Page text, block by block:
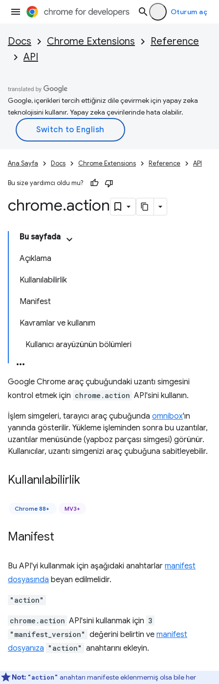
Oturum aç
Docs Chrome Extensions
Reference
API
Google, içerikleri tercih ettiğiniz dile çevirmek için yapay zeka
teknolojisini kullanır. Yapay zeka çevirilerinde hata olabilir.
Ana Sayfa Docs Chrome Extensions Reference API
Bu size yardımcı oldu mu?
chrome.action
Bu sayfada
Açıklama
Kullanılabilirlik
Manifest
Kavramlar ve kullanım
Kullanıcı arayüzünün bölümleri
Google Chrome araç çubuğundaki uzantı simgesini
kontrol etmek için chrome.action API'sini kullanın.
İşlem simgeleri, tarayıcı araç çubuğunda omnibox'ın
yanında gösterilir. Yükleme işleminden sonra bu uzantılar,
uzantılar menüsünde (yapboz parçası simgesi) görünür.
Kullanıcılar, uzantı simgenizi araç çubuğuna sabitleyebilir.
Kullanılabilirlik
Chrome 88+ MV3+
Manifest
Bu API'yi kullanmak için aşağıdaki anahtarlar manifest
dosyasında beyan edilmelidir.
"action"
chrome.action API'sini kullanmak için 3
"manifest_version" değerini belirtin ve manifest
dosyanıza "action" anahtarını ekleyin.
Not: "action" anahtarı manifeste eklenmemiş olsa bile her